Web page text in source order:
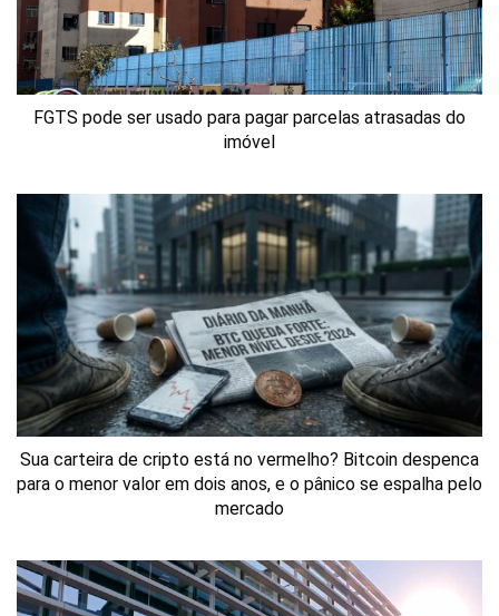
FGTS pode ser usado para pagar parcelas atrasadas do
imóvel
Sua carteira de cripto está no vermelho? Bitcoin despenca
para o menor valor em dois anos, e o pânico se espalha pelo
mercado